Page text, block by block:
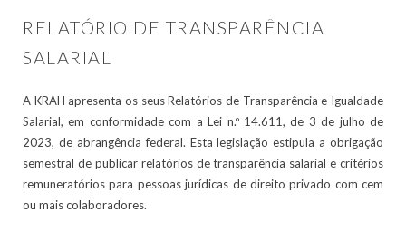
RELATÓRIO DE TRANSPARÊNCIA
SALARIAL
A KRAH apresenta os seus Relatórios de Transparência e Igualdade
Salarial, em conformidade com a Lei n.º 14.611, de 3 de julho de
2023, de abrangência federal. Esta legislação estipula a obrigação
semestral de publicar relatórios de transparência salarial e critérios
remuneratórios para pessoas jurídicas de direito privado com cem
ou mais colaboradores.